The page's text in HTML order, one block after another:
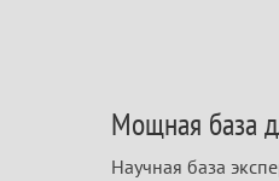
Мощная база
Научная база